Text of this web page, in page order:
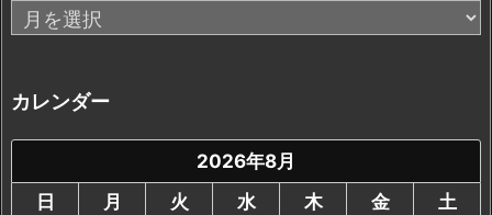
ア
ー
イ
ブ
カレンダー
2026年8月
日
月 火 水 木 金
土